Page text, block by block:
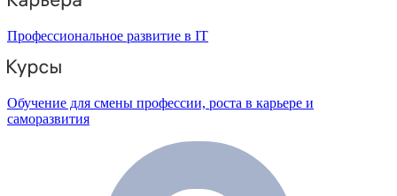
Профессиональное развитие в IT
Обучение для смены профессии, роста в карьере и
саморазвития